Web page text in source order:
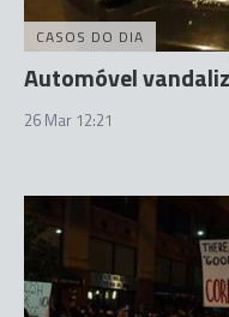
CASOS DO DIA
Automóvel
26 Mar 12:21